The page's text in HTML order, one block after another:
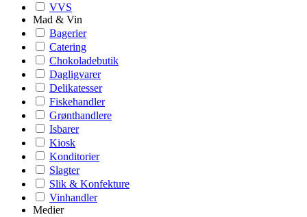
VVS
Mad & Vin
Bagerier
Catering
Chokoladebutik
Dagligvarer
Delikatesser
Fiskehandler
Grønthandlere
Isbarer
Kiosk
Konditorier
Slagter
Slik & Konfekture
Vinhandler
Medier